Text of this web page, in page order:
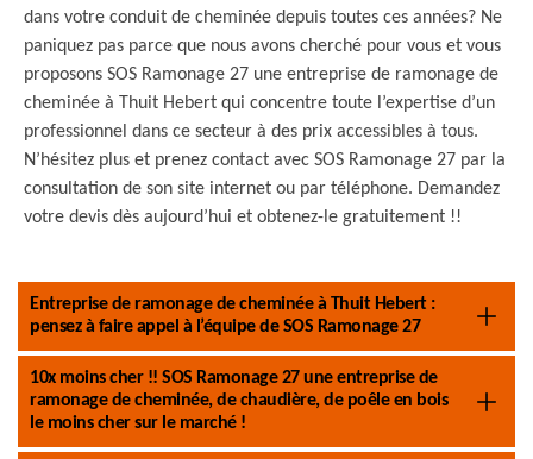
dans votre conduit de cheminée depuis toutes ces années? Ne
paniquez pas parce que nous avons cherché pour vous et vous
proposons SOS Ramonage 27 une entreprise de ramonage de
cheminée à Thuit Hebert qui concentre toute l’expertise d’un
professionnel dans ce secteur à des prix accessibles à tous.
N’hésitez plus et prenez contact avec SOS Ramonage 27 par la
consultation de son site internet ou par téléphone. Demandez
votre devis dès aujourd’hui et obtenez-le gratuitement !!
Entreprise de ramonage de cheminée à Thuit Hebert :
pensez à faire appel à l’équipe de SOS Ramonage 27
10x moins cher !! SOS Ramonage 27 une entreprise de
ramonage de cheminée, de chaudière, de poêle en bois
le moins cher sur le marché !